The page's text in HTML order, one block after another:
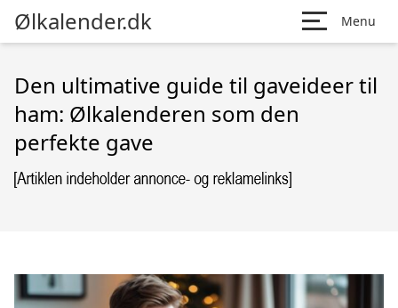
Ølkalender.dk Menu
Den ultimative guide til gaveideer til
ham: Ølkalenderen som den
perfekte gave